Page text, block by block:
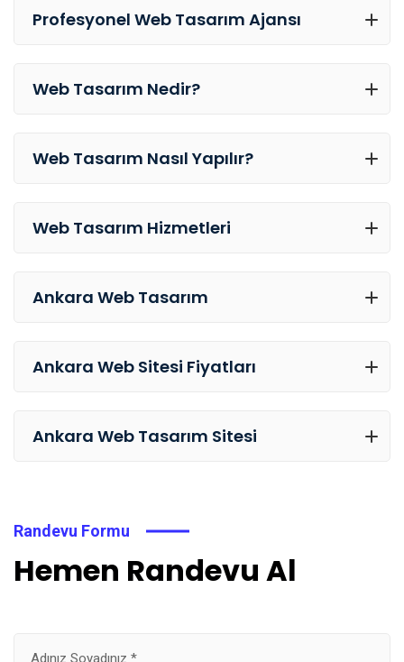
Profesyonel Web Tasarım Ajansı
Web Tasarım Nedir?
Web Tasarım Nasıl Yapılır?
Web Tasarım Hizmetleri
Ankara Web Tasarım
Ankara Web Sitesi Fiyatları
Ankara Web Tasarım Sitesi
Randevu Formu
Hemen Randevu Al